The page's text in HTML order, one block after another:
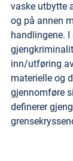
vaske utbytte
og på annen
handlingene.
inn/utføring
materielle og
gjennomføre
definerer